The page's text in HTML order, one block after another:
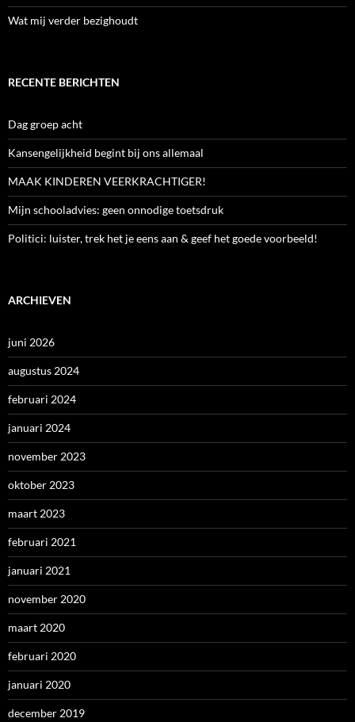
Wat mij verder bezighoudt
RECENTE BERICHTEN
Dag groep acht
Kansengelijkheid begint bij ons allemaal
MAAK KINDEREN VEERKRACHTIGER!
Mijn schooladvies: geen onnodige toetsdruk
Politici: luister, trek het je eens aan & geef het goede voorbeeld!
ARCHIEVEN
juni 2026
augustus 2024
februari 2024
januari 2024
november 2023
oktober 2023
maart 2023
februari 2021
januari 2021
november 2020
maart 2020
februari 2020
januari 2020
december 2019